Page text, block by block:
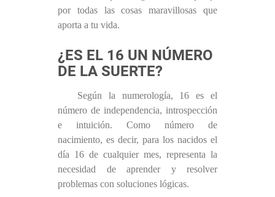
por todas las cosas maravillosas que
aporta a tu vida.
¿ES EL 16 UN NÚMERO
DE LA SUERTE?
Según la numerología, 16 es el
número de independencia, introspección
e intuición. Como número de
nacimiento, es decir, para los nacidos el
día 16 de cualquier mes, representa la
necesidad de aprender y resolver
problemas con soluciones lógicas.